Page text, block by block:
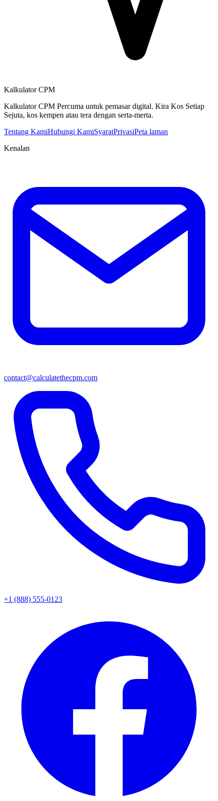
Kalkulator CPM
Kalkulator CPM Percuma untuk pemasar digital. Kira Kos Setiap
Sejuta, kos kempen atau tera dengan serta-merta.
Tentang KamiHubungi KamiSyaratPrivasiPeta laman
Kenalan
contact@calculatethecpm.com
+1 (888) 555-0123